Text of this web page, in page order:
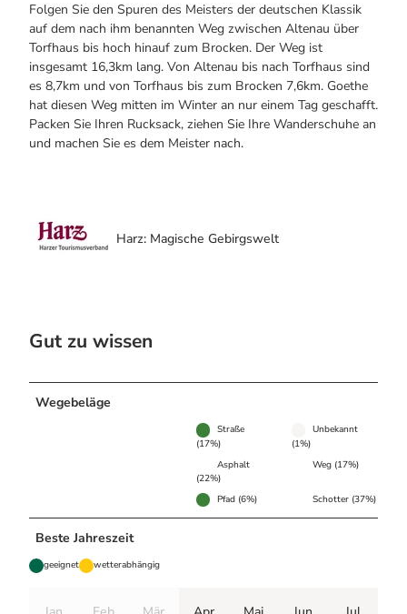
Folgen Sie den Spuren des Meisters der deutschen Klassik
auf dem nach ihm benannten Weg zwischen Altenau über
Torfhaus bis hoch hinauf zum Brocken. Der Weg ist
insgesamt 16,3km lang. Von Altenau bis nach Torfhaus sind
es 8,7km und von Torfhaus bis zum Brocken 7,6km. Goethe
hat diesen Weg mitten im Winter an nur einem Tag geschafft.
Packen Sie Ihren Rucksack, ziehen Sie Ihre Wanderschuhe an
und machen Sie es dem Meister nach.
Harz: Magische Gebirgswelt
Gut zu wissen
Wegebeläge
Straße
(17%)
Unbekannt
(1%)
Asphalt
(22%)
Weg (17%)
Pfad (6%) Schotter (37%)
Beste Jahreszeit
geeignet wetterabhängig